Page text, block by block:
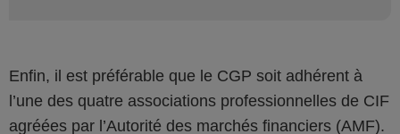
Enfin, il est préférable que le CGP soit adhérent à
l’une des quatre associations professionnelles de CIF
agréées par l’Autorité des marchés financiers (AMF).